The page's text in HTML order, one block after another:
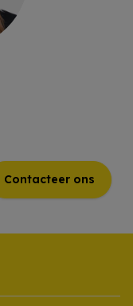
Contacteer ons